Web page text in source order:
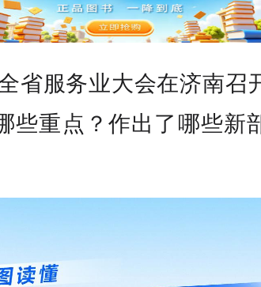
省服务业大会在济南召
些重点？作出了哪些新